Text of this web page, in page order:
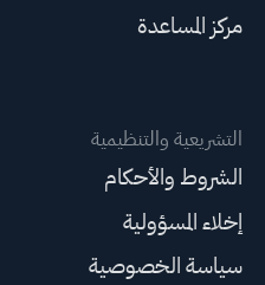
مركز المساعدة
التشريعية والتنظيمية
الشروط والأحكام
إخلاء المسؤولية
سياسة الخصوصية